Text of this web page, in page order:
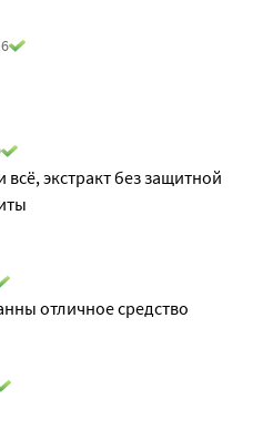
экстракт без защитной
отличное средство